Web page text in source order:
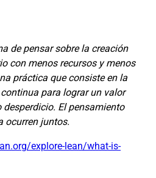
de pensar sobre la creación
con menos recursos y menos
práctica que consiste en la
para lograr un valor
desperdicio. El pensamiento
ocurren juntos.
explore-lean/what-is-